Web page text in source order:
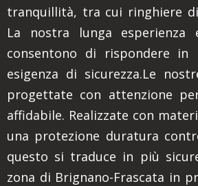
tranquillità, tra cui ringhiere
La nostra lunga
consentono di rispondere
esigenza di sicurezza.Le
progettate con attenzione
affidabile. Realizzate con
una protezione duratura
questo si traduce in più
zona di Brignano-Frascata in